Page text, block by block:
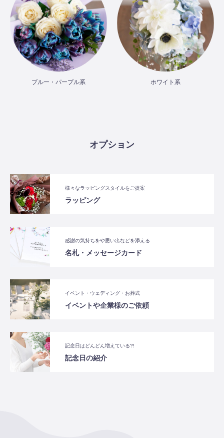
ブルー・パープル系 ホワイト系
オプション
様々なラッピングスタイルをご提案
ラッピング
感謝の気持ちをや思い出などを添える
名札・メッセージカード
イベント・ウェディング・お葬式
イベントや企業様のご依頼
記念日はどんどん増えている?!
記念日の紹介